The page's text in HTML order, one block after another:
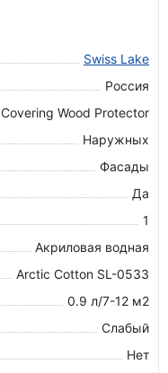
Swiss Lake
Россия
Covering Wood Protector
Наружных
Фасады
Да
1
Акриловая водная
Arctic Cotton SL-0533
0.9 л/7-12 м2
Слабый
Нет